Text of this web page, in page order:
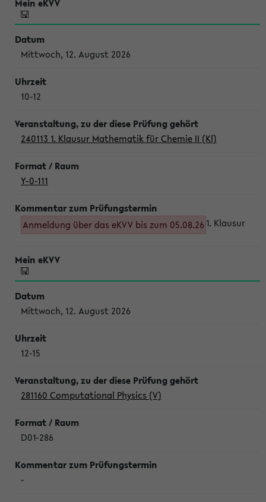
Mittwoch, 12. August 2026
10-12
240113 1. Klausur Mathematik für Chemie II (Kl)
Y-0-111
Anmeldung über das eKVV bis zum 05.08.26 1. Klausur
Mittwoch, 12. August 2026
12-15
281160 Computational Physics (V)
D01-286
-